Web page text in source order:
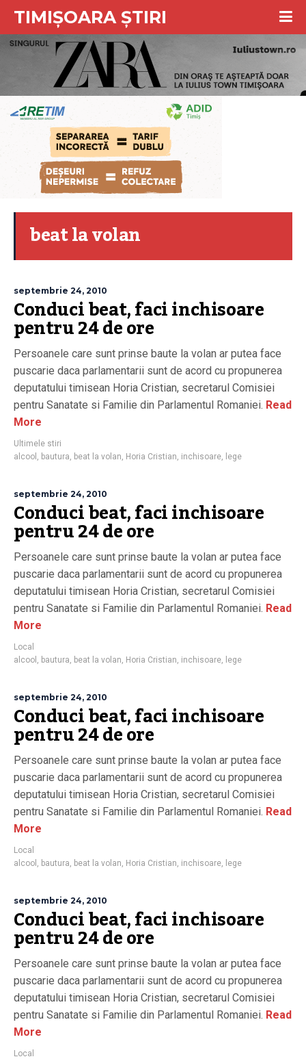
TIMIȘOARA ȘTIRI
beat la volan
septembrie 24, 2010
Conduci beat, faci inchisoare
pentru 24 de ore
Persoanele care sunt prinse baute la volan ar putea face
puscarie daca parlamentarii sunt de acord cu propunerea
deputatului timisean Horia Cristian, secretarul Comisiei
pentru Sanatate si Familie din Parlamentul Romaniei. Read
More
Ultimele stiri
alcool , bautura, beat la volan, Horia Cristian, inchisoare, lege
septembrie 24, 2010
Conduci beat, faci inchisoare
pentru 24 de ore
Persoanele care sunt prinse baute la volan ar putea face
puscarie daca parlamentarii sunt de acord cu propunerea
deputatului timisean Horia Cristian, secretarul Comisiei
pentru Sanatate si Familie din Parlamentul Romaniei. Read
More
Local
alcool , bautura, beat la volan, Horia Cristian, inchisoare, lege
septembrie 24, 2010
Conduci beat, faci inchisoare
pentru 24 de ore
Persoanele care sunt prinse baute la volan ar putea face
puscarie daca parlamentarii sunt de acord cu propunerea
deputatului timisean Horia Cristian, secretarul Comisiei
pentru Sanatate si Familie din Parlamentul Romaniei. Read
More
Local
alcool , bautura, beat la volan, Horia Cristian, inchisoare, lege
septembrie 24, 2010
Conduci beat, faci inchisoare
pentru 24 de ore
Persoanele care sunt prinse baute la volan ar putea face
puscarie daca parlamentarii sunt de acord cu propunerea
deputatului timisean Horia Cristian, secretarul Comisiei
pentru Sanatate si Familie din Parlamentul Romaniei. Read
More
Local